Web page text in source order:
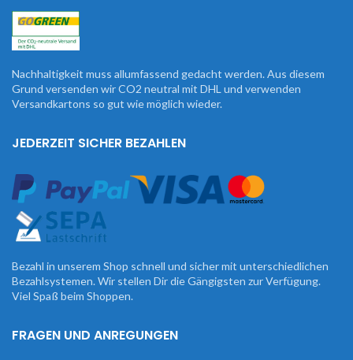
Nachhaltigkeit muss allumfassend gedacht werden. Aus diesem
Grund versenden wir CO2 neutral mit DHL und verwenden
Versandkartons so gut wie möglich wieder.
JEDERZEIT SICHER BEZAHLEN
Bezahl in unserem Shop schnell und sicher mit unterschiedlichen
Bezahlsystemen. Wir stellen Dir die Gängigsten zur Verfügung.
Viel Spaß beim Shoppen.
FRAGEN UND ANREGUNGEN